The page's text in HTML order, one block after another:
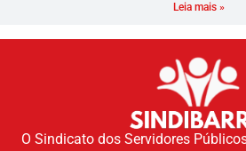
Leia mais »
O Sindicato dos Servidores